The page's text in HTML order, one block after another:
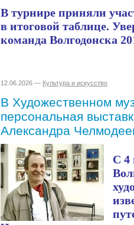
В турнире приняли
в итоговой таблице.
команда Волгодонска
12.06.2026 — Культура и искусство
В Художественном
персональная
Александра
С 4